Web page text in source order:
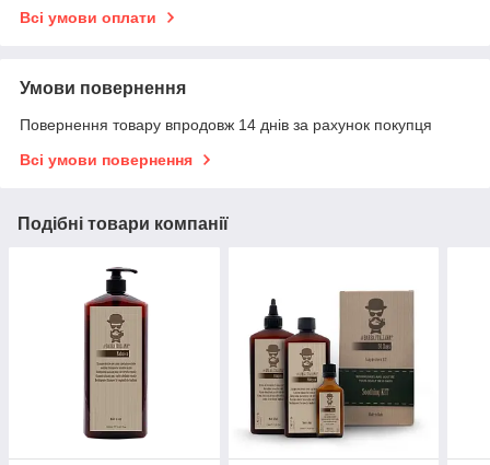
Всі умови оплати
Умови повернення
Повернення товару впродовж 14 днів за рахунок покупця
Всі умови повернення
Подібні товари компанії